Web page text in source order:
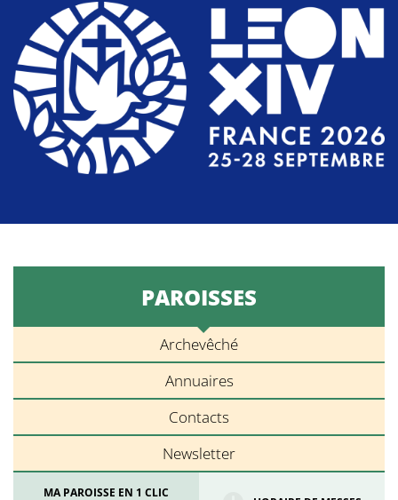
PAROISSES
Archevêché
Annuaires
Contacts
Newsletter
MA PAROISSE EN 1 CLIC